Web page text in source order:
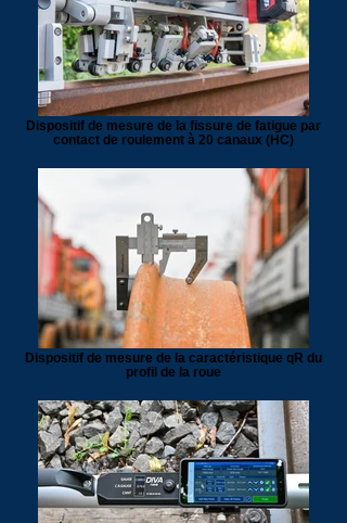
Dispositif de mesure de la fissure de fatigue par
contact de roulement à 20 canaux (HC)
Dispositif de mesure de la caractéristique qR du
profil de la roue